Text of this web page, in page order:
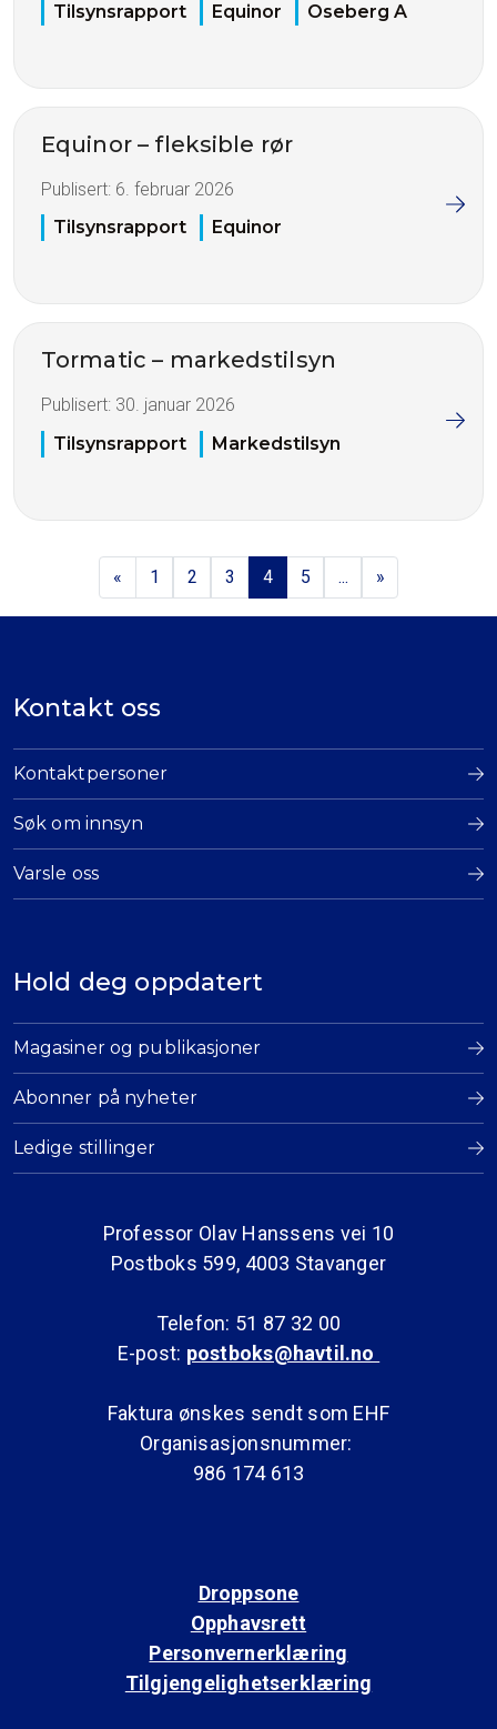
Tilsynsrapport
Equinor Oseberg A
Equinor – fleksible rør
Publisert: 6. februar 2026
Tilsynsrapport
Equinor
Tormatic – markedstilsyn
Publisert: 30. januar 2026
Tilsynsrapport
Markedstilsyn
« 1 2 3 4 5 ... »
Kontakt oss
Kontaktpersoner
Søk om innsyn
Varsle oss
Hold deg oppdatert
Magasiner og publikasjoner
Abonner på nyheter
Ledige stillinger
Professor Olav Hanssens vei 10
Postboks 599, 4003 Stavanger
Telefon: 51 87 32 00
E-post: postboks@havtil.no
Faktura ønskes sendt som EHF
Organisasjonsnummer:
986 174 613
Droppsone
Opphavsrett
Personvernerklæring
Tilgjengelighetserklæring